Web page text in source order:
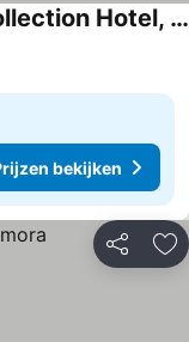
Hotel Alfonso XIII, a Luxury Collection Hotel, Seville
bekijken
Delen